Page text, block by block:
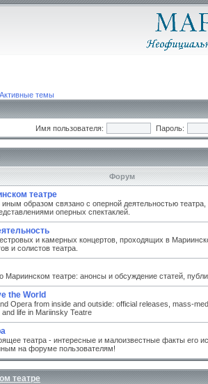
Активные темы
Имя пользователя: Пароль:
Форум
театре
иным образом связано с оперной деятельностью
оперных спектаклей.
и камерных концертов, проходящих в
и солистов театра.
Мариинском театре: анонсы и обсуждение статей,
the World
Opera from inside and outside: official releases, mass-
life in Mariinsky Teatre
театра - интересные и малоизвестные факты его
на форуме пользователям!
театре